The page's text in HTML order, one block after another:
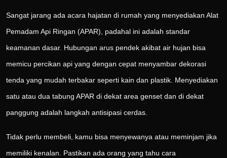
Sangat jarang ada acara hajatan di rumah yang menyediakan Alat
Pemadam Api Ringan (APAR), padahal ini adalah standar
keamanan dasar. Hubungan arus pendek akibat air hujan bisa
memicu percikan api yang dengan cepat menyambar dekorasi
tenda yang mudah terbakar seperti kain dan plastik. Menyediakan
satu atau dua tabung APAR di dekat area genset dan di dekat
panggung adalah langkah antisipasi cerdas.
Tidak perlu membeli, kamu bisa menyewanya atau meminjam jika
memiliki kenalan. Pastikan ada orang yang tahu cara